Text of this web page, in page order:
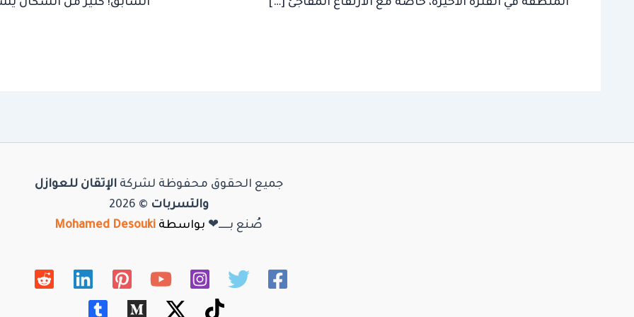
المنطقة في الفترة الأخيرة، خاصة مع الارتفاع المفاجئ […]
السابق! كثير من السكان
جميع الحقوق محفوظة لشركةالإتقان للعوازل
والتسربات © 2026
صُنع بـــــ❤ بواسطة Mohamed Desouki